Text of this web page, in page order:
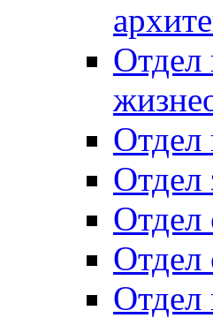
Отдел
Отдел
Отдел
Отдел
Отдел